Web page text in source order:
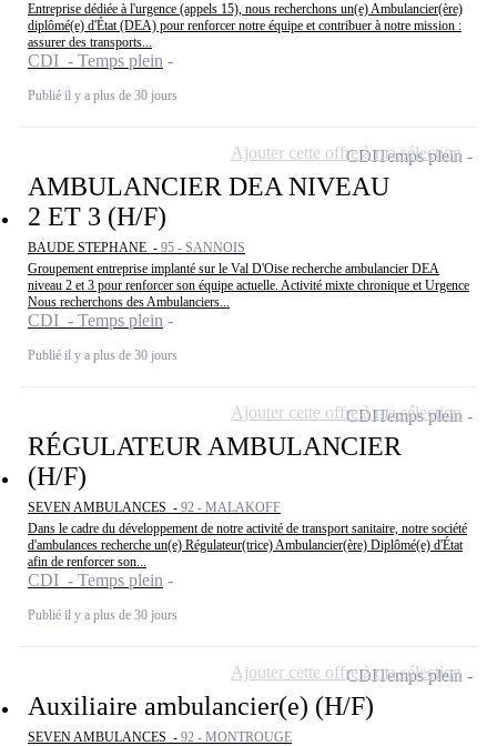
Entreprise dédiée à l'urgence (appels 15), nous recherchons un(e) Ambulancier(ère)
diplômé(e) d'État (DEA) pour renforcer notre équipe et contribuer à notre mission :
assurer des transports...
CDI - Temps plein
Publié il y a plus de 30 jours
AMBULANCIER DEA NIVEAU
2 ET 3 (H/F)
BAUDE STEPHANE - 95 - SANNOIS
Groupement entreprise implanté sur le Val D'Oise recherche ambulancier DEA
niveau 2 et 3 pour renforcer son équipe actuelle. Activité mixte chronique et Urgence
Nous recherchons des Ambulanciers...
CDI - Temps plein
Publié il y a plus de 30 jours
CDITemps plein
Ajouter cette offre à ma sélection
RÉGULATEUR AMBULANCIER
(H/F)
SEVEN AMBULANCES - 92 - MALAKOFF
Dans le cadre du développement de notre activité de transport sanitaire, notre société
d'ambulances recherche un(e) Régulateur(trice) Ambulancier(ère) Diplômé(e) d'État
afin de renforcer son...
CDI - Temps plein
Publié il y a plus de 30 jours
CDITemps plein
Ajouter cette offre à ma sélection
Auxiliaire ambulancier(e) (H/F)
SEVEN AMBULANCES - 92 - MONTROUGE
CDITemps plein
Ajouter cette offre à ma sélection